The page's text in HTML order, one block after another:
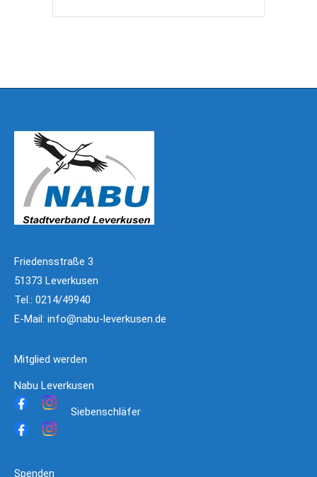
Friedensstraße 3
51373 Leverkusen
Tel.: 0214/49940
E-Mail: info@nabu-leverkusen.de
Mitglied werden
Nabu Leverkusen
Siebenschläfer
Spenden